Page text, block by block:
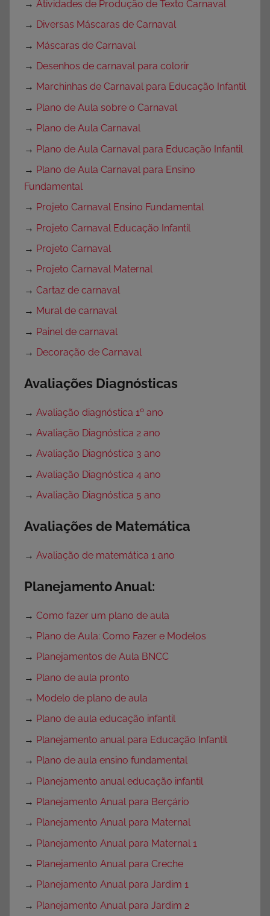
→ Atividades de Produção de Texto Carnaval
→ Diversas Máscaras de Carnaval
→ Máscaras de Carnaval
→ Desenhos de carnaval para colorir
→ Marchinhas de Carnaval para Educação Infantil
→ Plano de Aula sobre o Carnaval
→ Plano de Aula Carnaval
→ Plano de Aula Carnaval para Educação Infantil
→ Plano de Aula Carnaval para Ensino
Fundamental
→ Projeto Carnaval Ensino Fundamental
→ Projeto Carnaval Educação Infantil
→ Projeto Carnaval
→ Projeto Carnaval Maternal
→ Cartaz de carnaval
→ Mural de carnaval
→ Painel de carnaval
→ Decoração de Carnaval
Avaliações Diagnósticas
→ Avaliação diagnóstica 1º ano
→ Avaliação Diagnóstica 2 ano
→ Avaliação Diagnóstica 3 ano
→ Avaliação Diagnóstica 4 ano
→ Avaliação Diagnóstica 5 ano
Avaliações de Matemática
→ Avaliação de matemática 1 ano
Planejamento Anual:
→ Como fazer um plano de aula
→ Plano de Aula: Como Fazer e Modelos
→ Planejamentos de Aula BNCC
→ Plano de aula pronto
→ Modelo de plano de aula
→ Plano de aula educação infantil
→ Planejamento anual para Educação Infantil
→ Plano de aula ensino fundamental
→ Planejamento anual educação infantil
→ Planejamento Anual para Berçário
→ Planejamento Anual para Maternal
→ Planejamento Anual para Maternal 1
→ Planejamento Anual para Creche
→ Planejamento Anual para Jardim 1
→ Planejamento Anual para Jardim 2